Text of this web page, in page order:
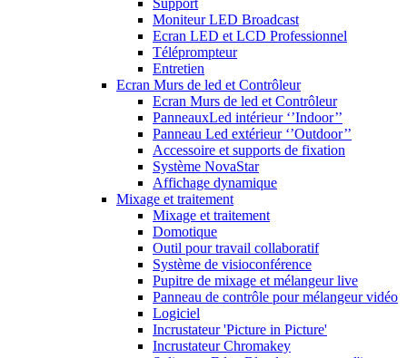
Support
Moniteur LED Broadcast
Ecran LED et LCD Professionnel
Téléprompteur
Entretien
Ecran Murs de led et Contrôleur
Ecran Murs de led et Contrôleur
PanneauxLed intérieur ‘’Indoor’’
Panneau Led extérieur ‘’Outdoor’’
Accessoire et supports de fixation
Système NovaStar
Affichage dynamique
Mixage et traitement
Mixage et traitement
Domotique
Outil pour travail collaboratif
Système de visioconférence
Pupitre de mixage et mélangeur live
Panneau de contrôle pour mélangeur vidéo
Logiciel
Incrustateur 'Picture in Picture'
Incrustateur Chromakey